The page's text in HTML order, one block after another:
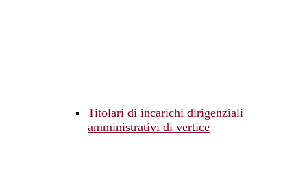
Titolari di incarichi dirigenziali
amministrativi di vertice